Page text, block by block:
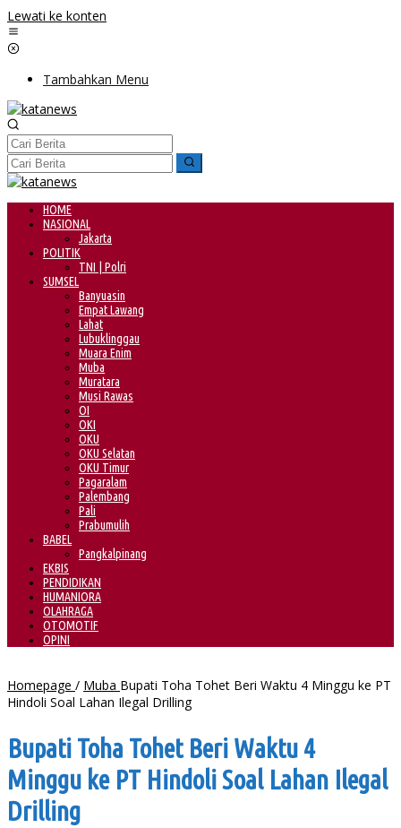
Lewati ke konten
Tambahkan Menu
HOME
NASIONAL
Jakarta
POLITIK
TNI | Polri
SUMSEL
Banyuasin
Empat Lawang
Lahat
Lubuklinggau
Muara Enim
Muba
Muratara
Musi Rawas
OI
OKI
OKU
OKU Selatan
OKU Timur
Pagaralam
Palembang
Pali
Prabumulih
BABEL
Pangkalpinang
EKBIS
PENDIDIKAN
HUMANIORA
OLAHRAGA
OTOMOTIF
OPINI
Homepage / Muba Bupati Toha Tohet Beri Waktu 4 Minggu ke PT
Hindoli Soal Lahan Ilegal Drilling
Bupati Toha Tohet Beri Waktu 4
Minggu ke PT Hindoli Soal Lahan Ilegal
Drilling